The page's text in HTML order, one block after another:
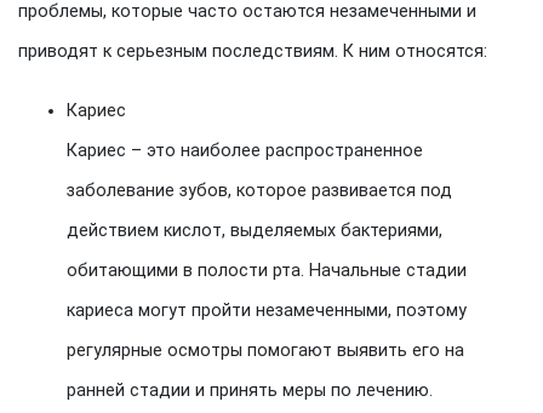
проблемы, которые часто остаются незамеченными и
приводят к серьезным последствиям. К ним относятся:
Кариес
Кариес – это наиболее распространенное
заболевание зубов, которое развивается под
действием кислот, выделяемых бактериями,
обитающими в полости рта. Начальные стадии
кариеса могут пройти незамеченными, поэтому
регулярные осмотры помогают выявить его на
ранней стадии и принять меры по лечению.